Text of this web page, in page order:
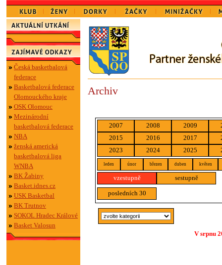
Česká basketbalová
federace
Basketbalová federace
Olomouckého kraje
OSK Olomouc
Mezinárodní
basketbalová federace
NBA
ženská americká
basketbalová liga
WNBA
BK Žabiny
Basket.idnes.cz
USK Basketbal
BK Trutnov
SOKOL Hradec Králové
Basket Valosun
Archiv
2007 2008 2009
2015
2016 2017
2023
2024 2025
leden únor březen duben květen
vzestupně sestupně
posledních 30
V srpnu